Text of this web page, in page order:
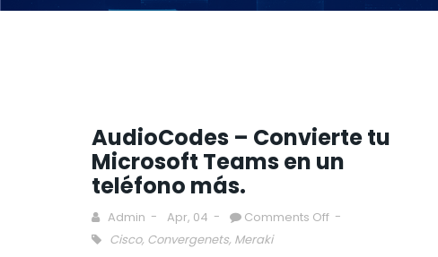
AudioCodes – Convierte tu
Microsoft Teams en un
teléfono más.
Admin Apr, 04
Comments Off
Cisco, Convergenets, Meraki